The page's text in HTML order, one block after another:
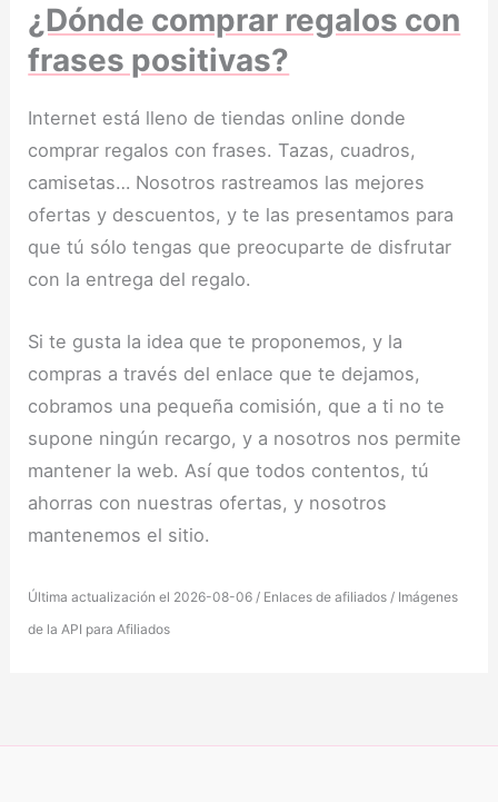
¿Dónde comprar regalos con
frases positivas?
Internet está lleno de tiendas online donde
comprar regalos con frases. Tazas, cuadros,
camisetas… Nosotros rastreamos las mejores
ofertas y descuentos, y te las presentamos para
que tú sólo tengas que preocuparte de disfrutar
con la entrega del regalo.
Si te gusta la idea que te proponemos, y la
compras a través del enlace que te dejamos,
cobramos una pequeña comisión, que a ti no te
supone ningún recargo, y a nosotros nos permite
mantener la web. Así que todos contentos, tú
ahorras con nuestras ofertas, y nosotros
mantenemos el sitio.
Última actualización el 2026-08-06 / Enlaces de afiliados / Imágenes
de la API para Afiliados